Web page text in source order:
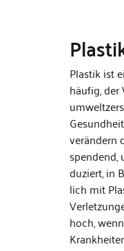
Plas­tik ist
häu­fig,
verändern
spen­dend,
du­ziert, in
lich mit
hoch,